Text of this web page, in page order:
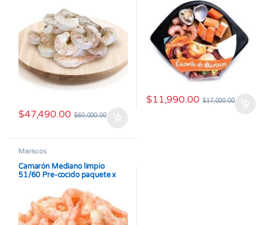
$47,490.00 $60,000.00
$11,990.00 $17,000.00
Mariscos
Camarón Mediano limpio
51/60 Pre-cocido paquete x